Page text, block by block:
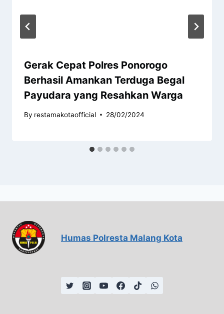
Gerak Cepat Polres Ponorogo
Berhasil Amankan Terduga Begal
Payudara yang Resahkan Warga
By restamakotaofficial 28/02/2024
Humas Polresta Malang Kota